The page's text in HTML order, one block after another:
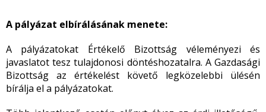
A pályázat elbírálásának menete:
A pályázatokat Értékelő Bizottság véleményezi és
javaslatot tesz tulajdonosi döntéshozatalra. A Gazdasági
Bizottság az értékelést követő legközelebbi ülésén
bírálja el a pályázatokat.